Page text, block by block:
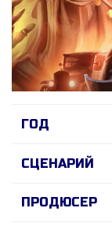
ГОД
СЦЕНАРИЙ
ПРОДЮСЕР